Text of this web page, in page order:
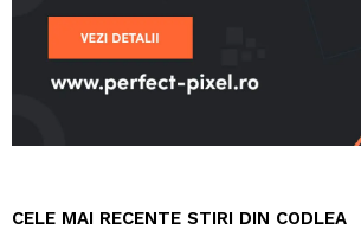
CELE MAI RECENTE STIRI DIN CODLEA